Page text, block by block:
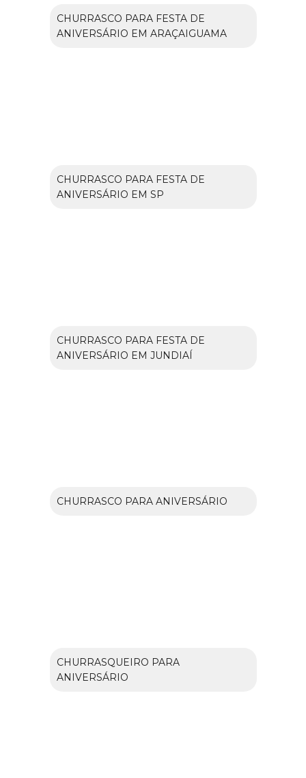
CHURRASCO PARA FESTA DE
ANIVERSÁRIO EM ARAÇAIGUAMA
CHURRASCO PARA FESTA DE
ANIVERSÁRIO EM SP
CHURRASCO PARA FESTA DE
ANIVERSÁRIO EM JUNDIAÍ
CHURRASCO PARA ANIVERSÁRIO
CHURRASQUEIRO PARA
ANIVERSÁRIO